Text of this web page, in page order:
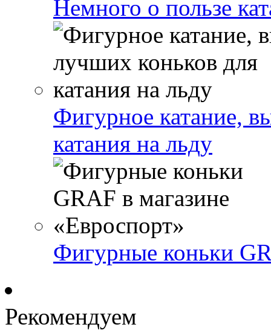
Немного о пользе
Фигурное катание,
катания на льду
Фигурные коньки
Рекомендуем